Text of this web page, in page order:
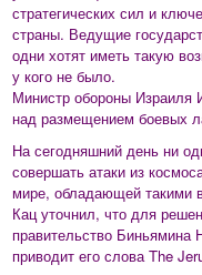
стратегических сил и
страны. Ведущие
одни хотят иметь такую
у кого не было.
Министр обороны Израиля
над размещением боевых
На сегодняшний день ни
совершать атаки из
мире, обладающей такими
Кац уточнил, что для
правительство Биньямина
приводит его слова The